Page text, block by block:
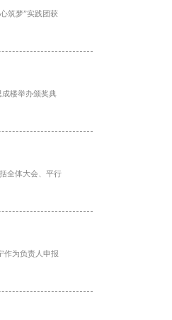
筑梦”实践团获
楼举办颁奖典
全体大会、平行
作为负责人申报